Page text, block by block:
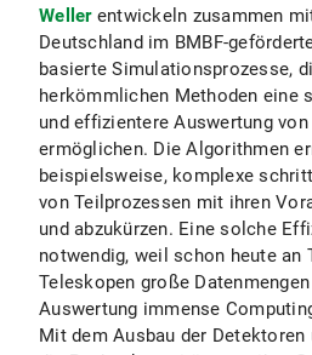
Wellerentwickeln zusammen
Deutschland im BMBF-
basierte Simulationsprozesse,
herkömmlichen Methoden eine
und effizientere Auswertung
ermöglichen. Die Algorithmen
beispielsweise, komplexe
von Teilprozessen mit ihren
und abzukürzen. Eine solche
notwendig, weil schon heute an
Teleskopen große
Auswertung immense
Mit dem Ausbau der